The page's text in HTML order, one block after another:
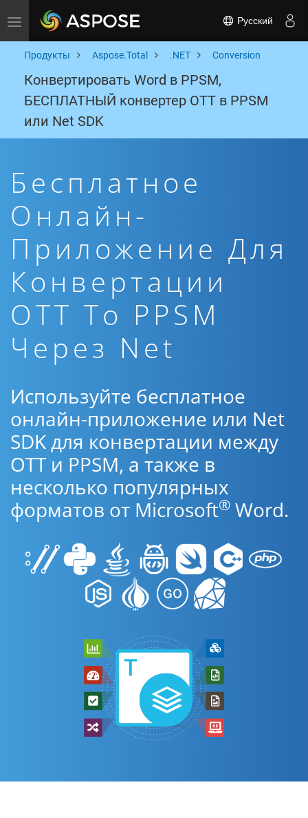
Toggle navigation Русский
Продукты Aspose.Total .NET Conversion
Конвертировать Word в PPSM,
БЕСПЛАТНЫЙ конвертер OTT в PPSM
или Net SDK
Бесплатное
Онлайн-
Приложение Для
Конвертации
OTT To PPSM
Через Net
Используйте бесплатное
онлайн-приложение или Net
SDK для конвертации между
OTT и PPSM, а также в
несколько популярных
форматов от Microsoft® Word.